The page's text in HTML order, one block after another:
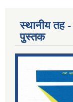
स्थानीय तह -
पुुस्तक